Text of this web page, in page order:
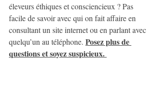
éleveurs éthiques et consciencieux ? Pas
facile de savoir avec qui on fait affaire en
consultant un site internet ou en parlant avec
quelqu’un au téléphone. Posez plus de
questions et soyez suspicieux.